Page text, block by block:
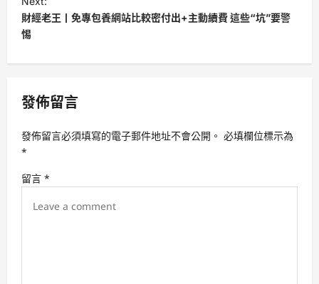
t
n
a
i
a
t
i
財經老王丨免專包養網站比較密付出+主動續費 這些“坑”要警
惕
發佈留言
發佈留言必須填寫的電子郵件地址不會公開。 必填欄位標示為
*
留言 *